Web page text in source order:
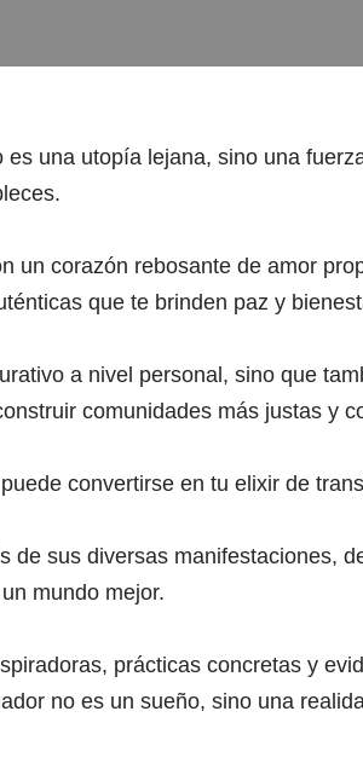
una utopía lejana, sino una
un corazón rebosante de amor
que te brinden paz y
a nivel personal, sino que
comunidades más justas y
convertirse en tu elixir de
de sus diversas manifestaciones,
mundo mejor.
prácticas concretas y
no es un sueño, sino una